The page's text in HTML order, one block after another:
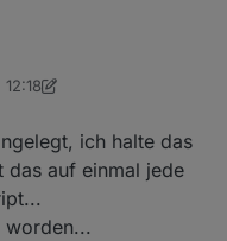
bei einem
--> 0.1) und er im
"0" endet (3.10 -->
letzten zig Fixes (hätte
außerdem wird
überhaupt nicht
Reduce of empty array
und hat ein leeres
er jetzt nichts anfangen
ich halte das
das auf einmal jede
worden...